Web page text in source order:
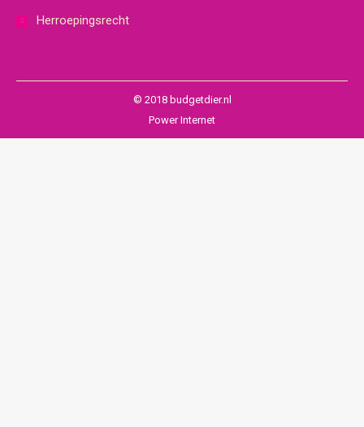
Herroepingsrecht
© 2018 budgetdier.nl
Power Internet